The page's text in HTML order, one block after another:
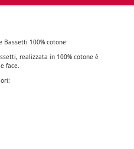
Bassetti 100% cotone
realizzata in 100% cotone è
face.